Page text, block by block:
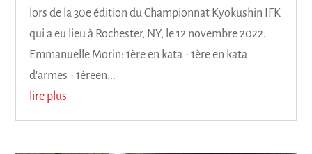
lors de la 30e édition du Championnat Kyokushin IFK
qui a eu lieu à Rochester, NY, le 12 novembre 2022.
Emmanuelle Morin: 1ère en kata - 1ère en kata
d'armes - 1èreen...
lire plus